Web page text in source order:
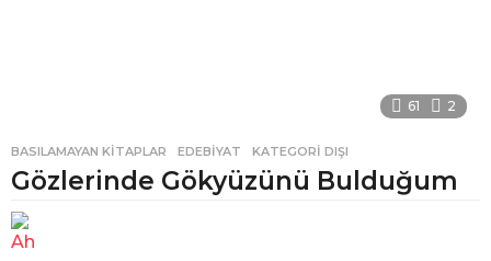
61 2
BASILAMAYAN KITAPLAR ,EDEBIYAT ,KATEGORI DIŞI
Gözlerinde Gökyüzünü Bulduğum